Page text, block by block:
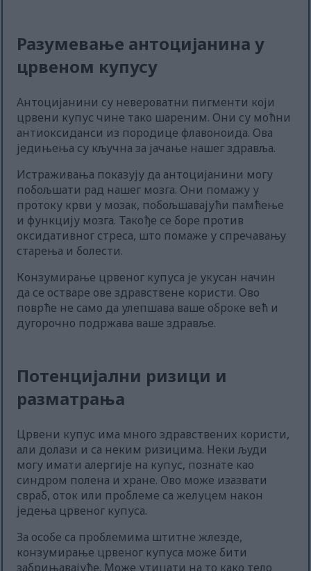
Разумевање антоцијанина у
црвеном купусу
Антоцијанини су невероватни пигменти који
црвени купус чине тако шареним. Они су моћни
антиоксиданси из породице флавоноида. Ова
једињења су кључна за јачање нашег здравља.
Истраживања показују да антоцијанини могу
побољшати рад нашег мозга. Они помажу у
протоку крви у мозак, побољшавајући памћење
и функцију мозга. Такође се боре против
оксидативног стреса, што помаже у спречавању
старења и болести.
Конзумирање црвеног купуса је укусан начин
да се остваре ове здравствене користи. Ово
поврће не само да улепшава ваше оброке већ и
дугорочно подржава ваше здравље.
Потенцијални ризици и
разматрања
Црвени купус има много здравствених користи,
али долази и са неким ризицима. Неки људи
могу имати алергије на купус, познате као
синдром полена и хране. Ово може изазвати
свраб, оток или проблеме са желуцем након
једења црвеног купуса.
За особе са проблемима штитне жлезде,
конзумирање црвеног купуса може бити
забрињавајуће. Може утицати на то како тело